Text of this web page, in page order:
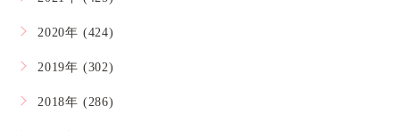
2020年 (424)
2019年 (302)
2018年 (286)